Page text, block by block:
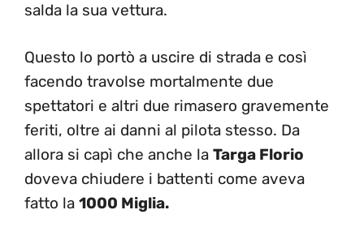
salda la sua vettura.
Questo lo portò a uscire di strada e così
facendo travolse mortalmente due
spettatori e altri due rimasero gravemente
feriti, oltre ai danni al pilota stesso. Da
allora si capì che anche la Targa Florio
doveva chiudere i battenti come aveva
fatto la 1000 Miglia.